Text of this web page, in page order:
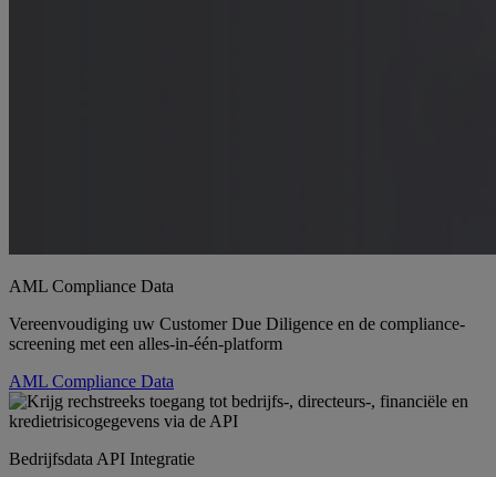
AML Compliance Data
Vereenvoudiging uw Customer Due Diligence en de compliance-
screening met een alles-in-één-platform
AML Compliance Data
Bedrijfsdata API Integratie